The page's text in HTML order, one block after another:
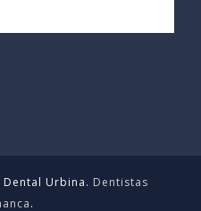
Dental Urbina. Dentistas
.